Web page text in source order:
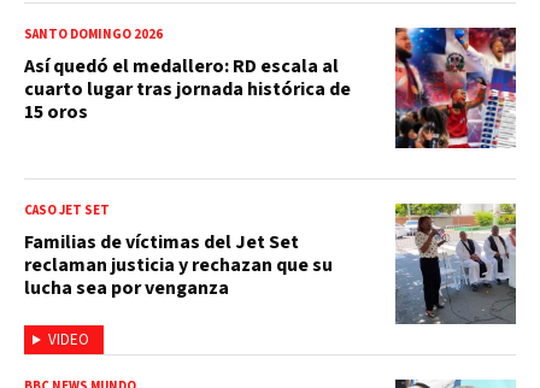
SANTO DOMINGO 2026
Así quedó el medallero: RD escala al
cuarto lugar tras jornada histórica de
15 oros
VIDEO
CASO JET SET
Familias de víctimas del Jet Set
reclaman justicia y rechazan que su
lucha sea por venganza